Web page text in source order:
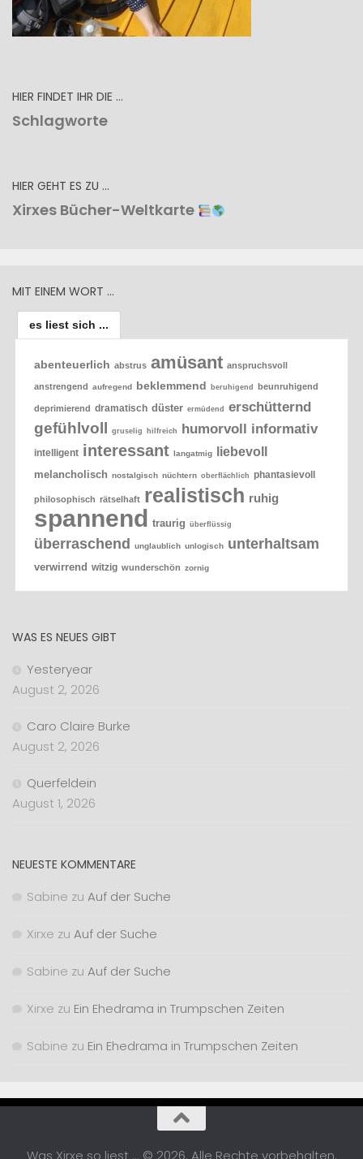
HIER FINDET IHR DIE …
Schlagworte
HIER GEHT ES ZU …
Xirxes Bücher-Weltkarte
MIT EINEM WORT …
es liest sich ...
abenteuerlich abstrus amüsant anspruchsvoll
anstrengend aufregend beklemmend beruhigend beunruhigend
deprimierend dramatisch düster ermüdend erschütternd
gefühlvoll gruselig hilfreich humorvoll informativ
intelligent interessant langatmig liebevoll
melancholisch nostalgisch nüchtern oberflächlich phantasievoll
philosophisch rätselhaft realistisch ruhig
spannend traurig überflüssig
überraschend unglaublich unlogisch unterhaltsam
verwirrend witzig wunderschön zornig
WAS ES NEUES GIBT
Yesteryear
August 2, 2026
Caro Claire Burke
August 2, 2026
Querfeldein
August 1, 2026
NEUESTE KOMMENTARE
Sabine zu Auf der Suche
Xirxe zu Auf der Suche
Sabine zu Auf der Suche
Xirxe zu Ein Ehedrama in Trumpschen Zeiten
Sabine zu Ein Ehedrama in Trumpschen Zeiten
Was Xirxe so liest ... © 2026. Alle Rechte vorbehalten.